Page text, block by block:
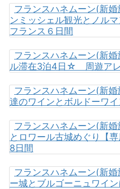
フランスハネムーン(新
ンミッシェル観光とノ
フランス６日間
フランスハネムーン(新
ル滞在3泊4日☆ 周遊アレ
フランスハネムーン(新
達のワインとボルドーワ
フランスハネムーン(新
とロワール古城めぐり【
8日間
フランスハネムーン(新
ー城とブルゴーニュワイ